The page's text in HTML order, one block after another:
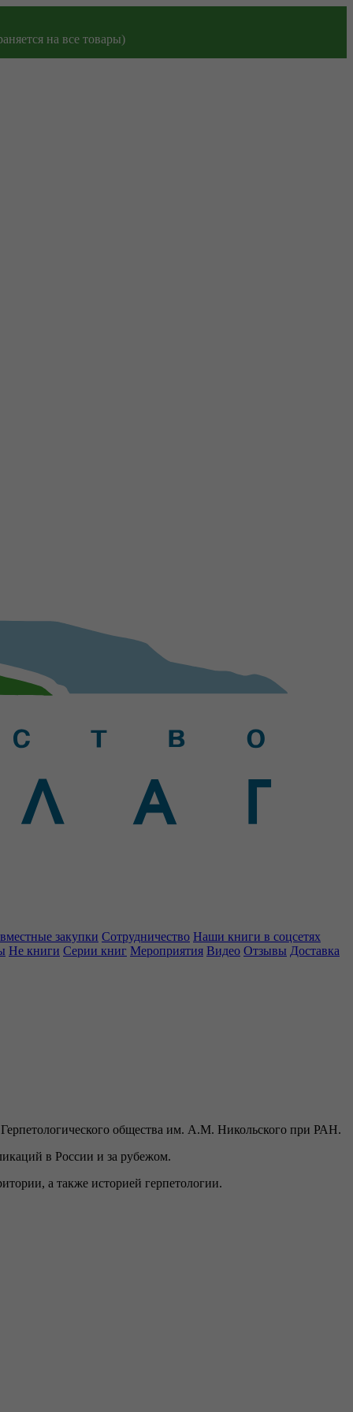
на все товары)
закупки Сотрудничество Наши книги в соцсетях
Не книги Серии книг Мероприятия Видео Отзывы Доставка
общества им. А.М. Никольского при РАН.
в России и за рубежом.
а также историей герпетологии.